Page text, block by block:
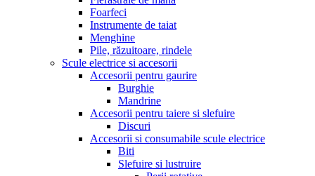
Foarfeci
Instrumente de taiat
Menghine
Pile, răzuitoare, rindele
Scule electrice si accesorii
Accesorii pentru gaurire
Burghie
Mandrine
Accesorii pentru taiere si slefuire
Discuri
Accesorii si consumabile scule electrice
Biti
Slefuire si lustruire